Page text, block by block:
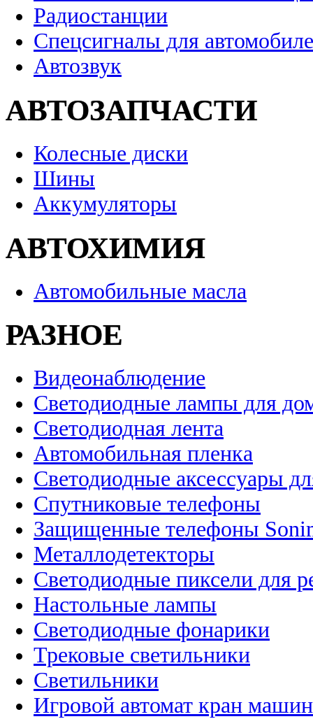
Радиостанции
Спецсигналы для
Автозвук
АВТОЗАПЧАСТИ
Колесные диски
Шины
Аккумуляторы
АВТОХИМИЯ
Автомобильные масла
РАЗНОЕ
Видеонаблюдение
Светодиодные лампы для
Светодиодная лента
Автомобильная пленка
Светодиодные аксессуары
Спутниковые телефоны
Защищенные телефоны
Металлодетекторы
Светодиодные пиксели для
Настольные лампы
Светодиодные фонарики
Трековые светильники
Светильники
Игровой автомат кран